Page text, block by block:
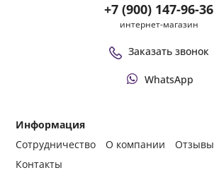
Информация
Сотрудничество
О компании Отзывы
Контакты
+7 (900) 147-96-36
интернет-магазин
Заказать звонок
WhatsApp